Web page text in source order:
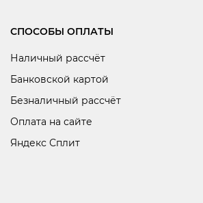
СПОСОБЫ ОПЛАТЫ
Наличный рассчёт
Банковской картой
Безналичный рассчёт
Оплата на сайте
Яндекс Сплит